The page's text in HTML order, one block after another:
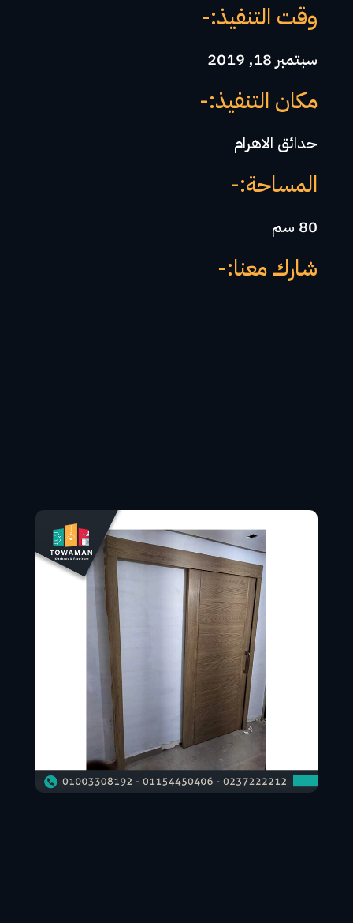
وقت التنفيذ:-
سبتمبر 18, 2019
مكان التنفيذ:-
حدائق الاهرام
المساحة:-
80 سم
شارك معنا:-